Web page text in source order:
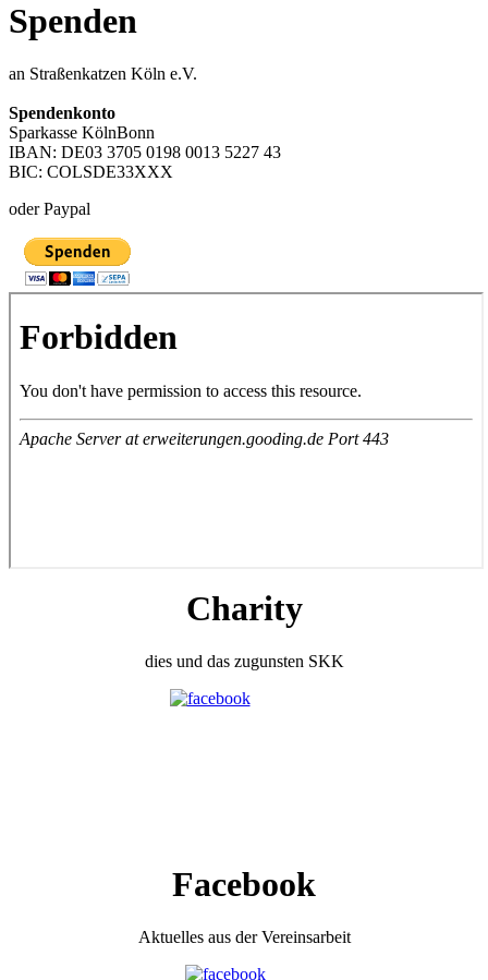
Spenden
an Straßenkatzen Köln e.V.
Spendenkonto
Sparkasse KölnBonn
IBAN: DE03 3705 0198 0013 5227 43
BIC: COLSDE33XXX
oder Paypal
Charity
dies und das zugunsten SKK
Facebook
Aktuelles aus der Vereinsarbeit